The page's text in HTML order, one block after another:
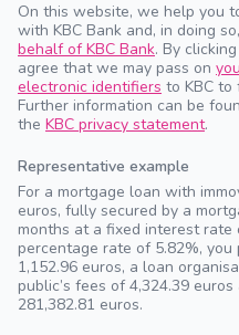
On this website, we help you
with KBC Bank and, in doing so,
behalf of KBC Bank. By
agree that we may pass on
electronic identifiers to KBC
Further information can be
the KBC privacy statement.
Representative example
For a mortgage loan with
euros, fully secured by a
months at a fixed interest rate
percentage rate of 5.82%,
1,152.96 euros, a loan
public’s fees of 4,324.39
281,382.81 euros.